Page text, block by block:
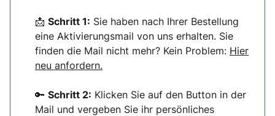
📩 Schritt 1: Sie haben nach Ihrer Bestellung
eine Aktivierungsmail von uns erhalten. Sie
finden die Mail nicht mehr? Kein Problem: Hier
neu anfordern.
🔑 Schritt 2: Klicken Sie auf den Button in der
Mail und vergeben Sie ihr persönliches